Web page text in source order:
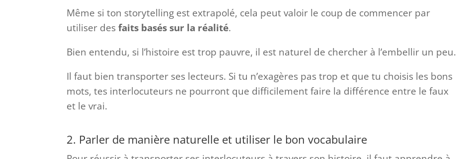
Même si ton storytelling est extrapolé, cela peut valoir le coup de commencer par
utiliser desfaits basés sur la réalité.
Bien entendu, si l’histoire est trop pauvre, il est naturel de chercher à l’embellir un peu.
Il faut bien transporter ses lecteurs. Si tu n’exagères pas trop et que tu choisis les bons
mots, tes interlocuteurs ne pourront que difficilement faire la différence entre le faux
et le vrai.
2. Parler de manière naturelle et utiliser le bon vocabulaire